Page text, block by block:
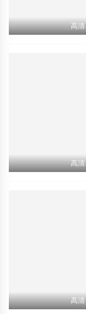
高清
高清
高清